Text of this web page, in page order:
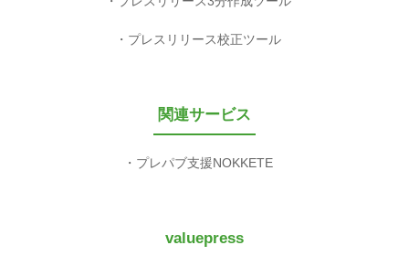
プレスリリース校正ツール
関連サービス
プレパブ支援NOKKETE
valuepress